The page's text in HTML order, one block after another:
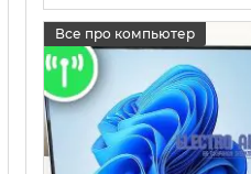
Все про компьютер